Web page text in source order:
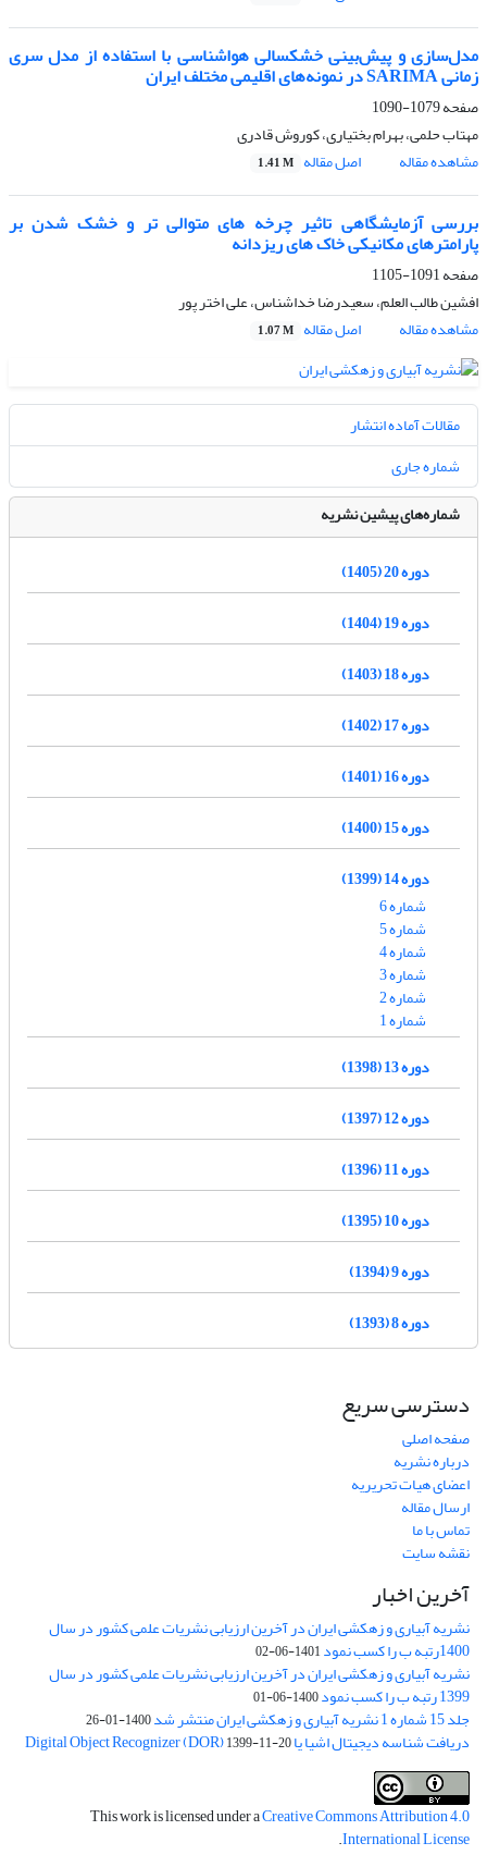
مدل‌سازی و پیش‌بینی خشکسالی هواشناسی با استفاده از مدل سری
زمانی SARIMA در نمونه‌های اقلیمی مختلف ایران
صفحه1079-1090
مهتاب حلمی، بهرام بختیاری، کوروش قادری
مشاهده مقاله
اصل مقاله 1.41 M
بررسی آزمایشگاهی تاثیر چرخه های متوالی تر و خشک شدن بر
پارامترهای مکانیکی خاک های ریزدانه
صفحه1091-1105
افشین طالب العلم، سعیدرضا خداشناس، علی اختر پور
مشاهده مقاله
اصل مقاله 1.07 M
مقالات آماده انتشار
شماره جاری
شماره‌های پیشین نشریه
دوره 20 (1405)
دوره 19 (1404)
دوره 18 (1403)
دوره 17 (1402)
دوره 16 (1401)
دوره 15 (1400)
دوره 14 (1399)
شماره 6
شماره 5
شماره 4
شماره 3
شماره 2
شماره 1
دوره 13 (1398)
دوره 12 (1397)
دوره 11 (1396)
دوره 10 (1395)
دوره 9 (1394)
دوره 8 (1393)
دسترسی سریع
صفحه اصلی
درباره نشریه
اعضای هیات تحریریه
ارسال مقاله
تماس با ما
نقشه سایت
آخرین اخبار
نشریه آبیاری و زهکشی ایران در آخرین ارزیابی نشریات علمی کشور در سال
1400رتبه ب را کسب نمود 1401-06-02
نشریه آبیاری و زهکشی ایران در آخرین ارزیابی نشریات علمی کشور در سال
1399 رتبه ب را کسب نمود 1400-06-01
جلد 15 شماره 1 نشریه آبیاری و زهکشی ایران منتشر شد 1400-01-26
دریافت شناسه دیجیتال اشیا یا Digital Object Recognizer (DOR)1399-11-20
This work is licensed under aCreative Commons Attribution 4.0
International License
.